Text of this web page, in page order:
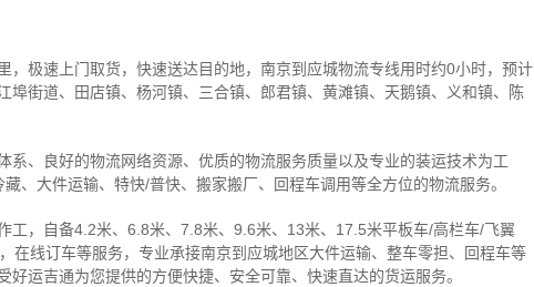
， 极速上门取货，快速送达目的地，南京到应城物流专线用时约0小时，预计
街道、田店镇、杨河镇、三合镇、郎君镇、黄滩镇、天鹅镇、义和镇、陈
、良好的物流网络资源、优质的物流服务质量以及专业的装运技术为工
藏、大件运输、特快/普快、搬家搬厂、回程车调用等全方位的物流服务。
工，自备4.2米、6.8米、7.8米、9.6米、13米、17.5米平板车/高栏车/飞翼
在线订车等服务， 专业承接南京到应城地区大件运输、整车零担、回程车等
好运吉通为您提供的方便快捷、安全可靠、快速直达的货运服务。